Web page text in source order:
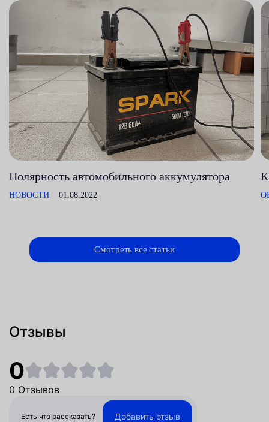
Полярность автомобильного аккумулятора
НОВОСТИ 01.08.2022
Смотреть все статьи
Отзывы
0
0 Отзывов
Есть что рассказать? Добавить отзыв